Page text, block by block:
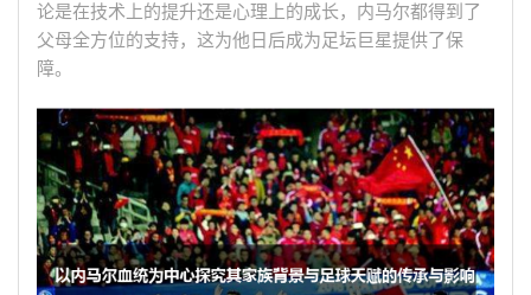
论是在技术上的提升还是心理上的成长，内马尔都得到了
父母全方位的支持，这为他日后成为足坛巨星提供了保
障。